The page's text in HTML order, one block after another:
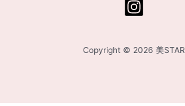
Copyright © 2026 美STAR